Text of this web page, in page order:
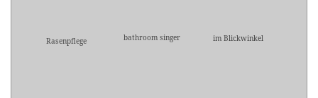
Rasenpflege bathroom singer im Blickwinkel